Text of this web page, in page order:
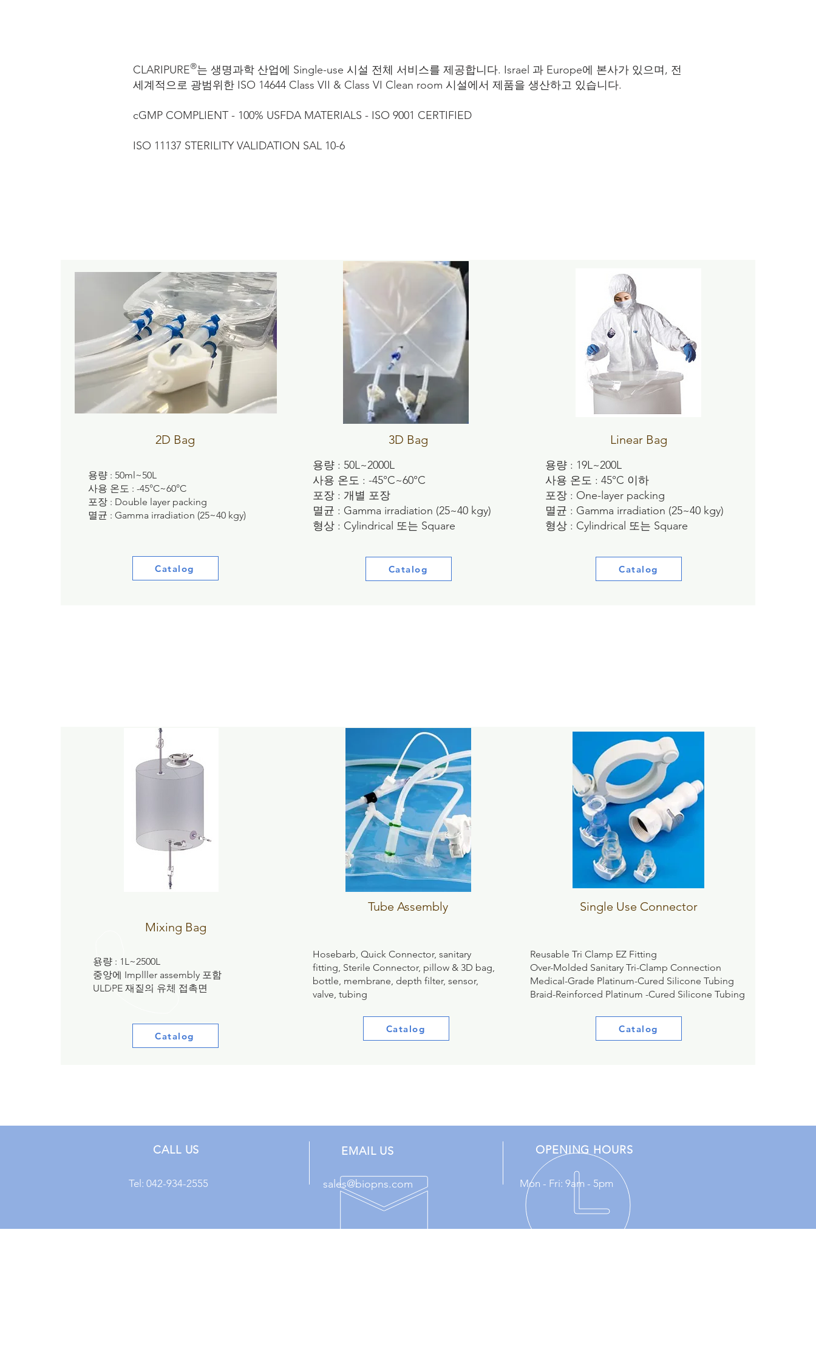
CLARIPURE®는 생명과학 산업에 Single-use 시설 전체 서비스를 제공합니다. Israel 과 Europe에 본사가 있으며, 전
세계적으로 광범위한 ISO 14644 Class VII & Class VI Clean room 시설에서 제품을 생산하고 있습니다.
cGMP COMPLIENT - 100% USFDA MATERIALS - ISO 9001 CERTIFIED
ISO 11137 STERILITY VALIDATION SAL 10-6
2D Bag
용량 : 50ml~50L
사용 온도 : -45°C~60°C
포장 : Double layer packing
멸균 : Gamma irradiation (25~40 kgy)
Catalog
3D Bag
용량 : 50L~2000L
사용 온도 : -45°C~60°C
포장 : 개별 포장
멸균 : Gamma irradiation (25~40 kgy)
형상 : Cylindrical 또는 Square
Catalog
Linear Bag
용량 : 19L~200L
사용 온도 : 45°C 이하
포장 : One-layer packing
멸균 : Gamma irradiation (25~40 kgy)
형상 : Cylindrical 또는 Square
Catalog
Mixing Bag
용량 : 1L~2500L
중앙에 Implller assembly 포함
ULDPE 재질의 유체 접촉면
Catalog
Tube Assembly
Hosebarb, Quick Connector, sanitary
fitting, Sterile Connector, pillow & 3D bag,
bottle, membrane, depth filter, sensor,
valve, tubing
Catalog
Single Use Connector
Reusable Tri Clamp EZ Fitting
Over-Molded Sanitary Tri-Clamp Connection
Medical-Grade Platinum-Cured Silicone Tubing
Braid-Reinforced Platinum -Cured Silicone Tubing​
Catalog
CALL US
Tel: 042-934-2555
EMAIL US
sales@biopns.com
OPENING HOURS
Mon - Fri: 9am - 5pm